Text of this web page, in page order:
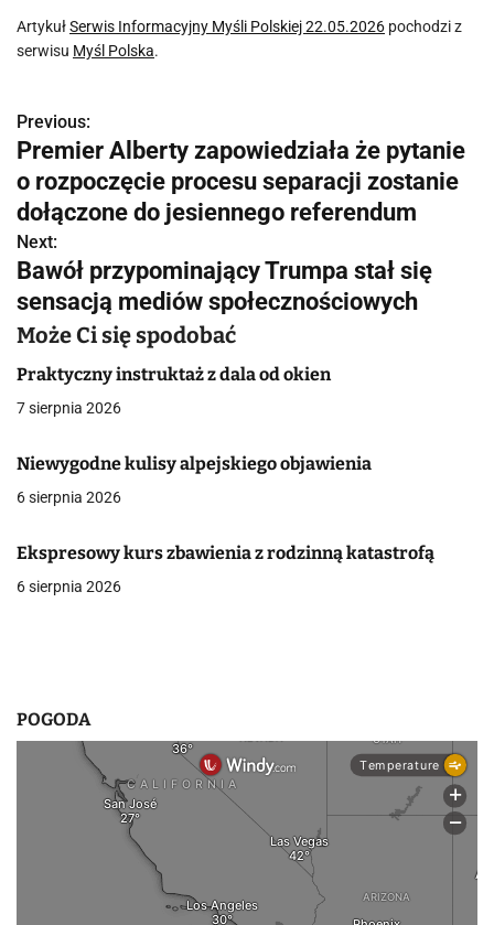
ArtykułSerwis Informacyjny Myśli Polskiej 22.05.2026 pochodzi z
serwisu Myśl Polska.
N
a
w
i
g
a
c
j
a
w
p
i
Previous:
Premier Alberty zapowiedziała że pytanie
o rozpoczęcie procesu separacji zostanie
dołączone do jesiennego referendum
Next:
Bawół przypominający Trumpa stał się
sensacją mediów społecznościowych
Może Ci się spodobać
Praktyczny instruktaż z dala od okien
7 sierpnia 2026
Niewygodne kulisy alpejskiego objawienia
6 sierpnia 2026
Ekspresowy kurs zbawienia z rodzinną katastrofą
6 sierpnia 2026
POGODA